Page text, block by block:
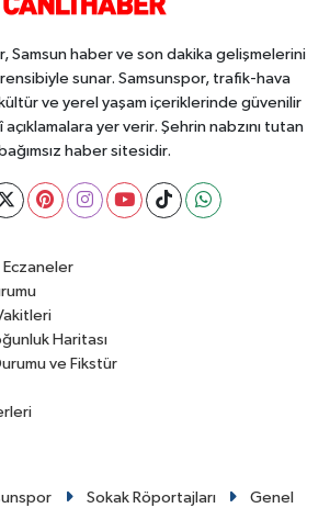
Samsun haber ve son dakika gelişmelerini
sunar. Samsunspor, trafik-hava
ve yerel yaşam içeriklerinde güvenilir
yer verir. Şehrin nabzını tutan
haber sitesidir.
Haritası
ve Fikstür
Sokak Röportajları Genel